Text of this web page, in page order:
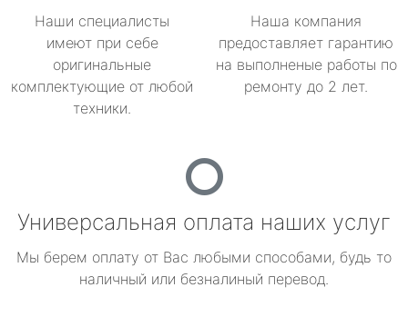
Наши специалисты
имеют при себе
оригинальные
комплектующие от любой
техники.
Наша компания
предоставляет гарантию
на выполненые работы по
ремонту до 2 лет.
Универсальная оплата наших услуг
Мы берем оплату от Вас любыми способами, будь то
наличный или безналиный перевод.